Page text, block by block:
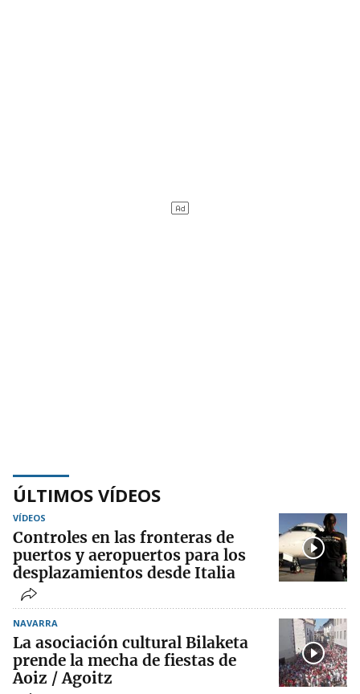
ÚLTIMOS VÍDEOS
VÍDEOS
Controles en las fronteras de
puertos y aeropuertos para los
desplazamientos desde Italia
NAVARRA
La asociación cultural Bilaketa
prende la mecha de fiestas de
Aoiz / Agoitz